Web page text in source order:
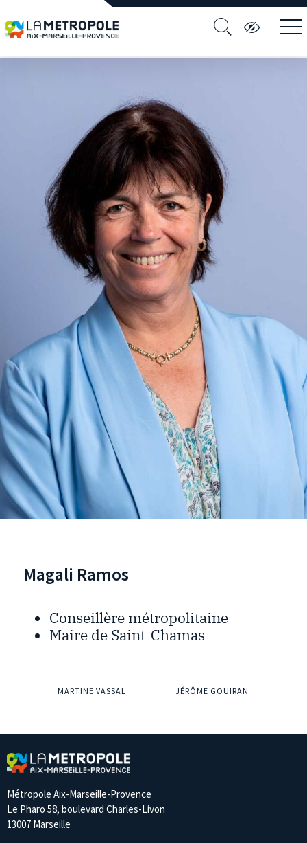
Magali Ramos
Conseillère métropolitaine
Maire de Saint-Chamas
MARTINE VASSAL JÉRÔME GOUIRAN
Métropole Aix-Marseille-Provence
Le Pharo 58, boulevard Charles-Livon
13007 Marseille